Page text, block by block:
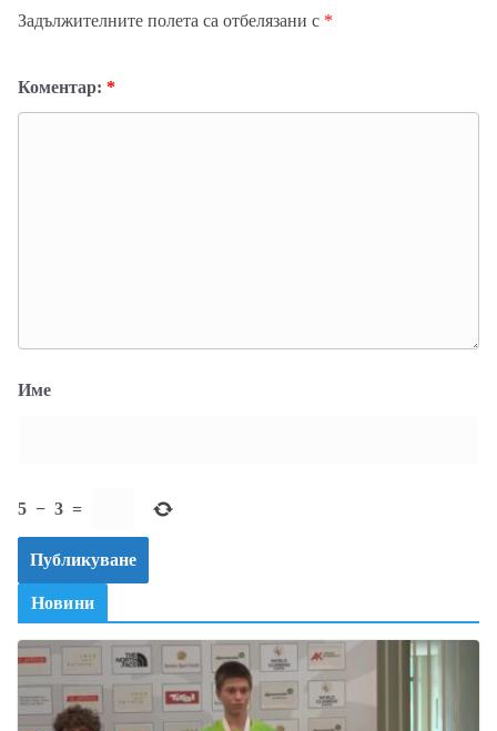
Задължителните полета са отбелязани с *
Коментар: *
Име
5 − 3 =
Новини